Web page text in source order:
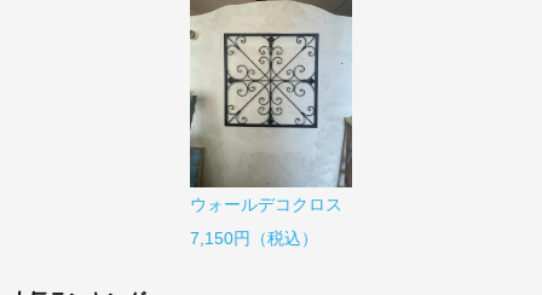
ウォールデコクロス
7,150円（税込）